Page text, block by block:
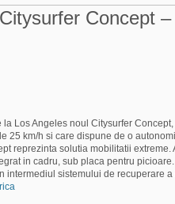
Concept
Los Angeles noul Citysurfer
25 km/h si care dispune de o
reprezinta solutia mobilitatii
in cadru, sub placa pentru
intermediul sistemului de recuperare